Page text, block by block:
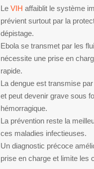
Le VIH affaiblit le système
prévient surtout par la
dépistage.
Ebola se transmet par les
nécessite une prise en
rapide.
La dengue est transmise
et peut devenir grave sous
hémorragique.
La prévention reste la
ces maladies infectieuses.
Un diagnostic précoce
prise en charge et limite les